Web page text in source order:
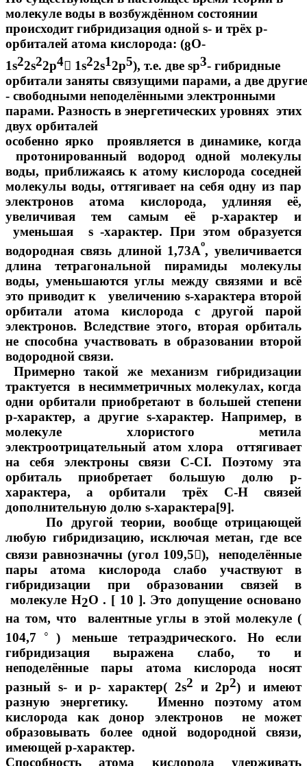
молекуле воды в возбуждённом состоянии
происходит гибридизация одной s- и трёх p-
орбиталей атома кислорода: (8О-
1s22s22р4 1s22s12р5), т.е. две sp3- гибридные
орбитали заняты связущими парами, а две другие
- свободными неподелёнными электронными
парами. Разность в энергетических уровнях этих
двух орбиталей
особенно ярко проявляется в динамике, когда
протонированный водород одной молекулы
воды, приближаясь к атому кислорода соседней
молекулы воды, оттягивает на себя одну из пар
электронов атома кислорода, удлиняя её,
увеличивая тем самым её р-характер и
уменьшая s -характер. При этом образуется
водородная связь длиной 1,73Аº, увеличивается
длина тетрагональной пирамиды молекулы
воды, уменьшаются углы между связями и всё
это приводит к увеличению s-характера второй
орбитали атома кислорода с другой парой
электронов. Вследствие этого, вторая орбиталь
не способна участвовать в образовании второй
водородной связи.
Примерно такой же механизм гибридизации
трактуется в несимметричных молекулах, когда
одни орбитали приобретают в большей степени
р-характер, а другие s-характер. Например, в
молекуле хлористого метила
электроотрицательный атом хлора оттягивает
на себя электроны связи С-СI. Поэтому эта
орбиталь приобретает большую долю р-
характера, а орбитали трёх С-Н связей
дополнительную долю s-характера[9].
По другой теории, вообще отрицающей
любую гибридизацию, исключая метан, где все
связи равнозначны (угол 109,5), неподелённые
пары атома кислорода слабо участвуют в
гибридизации при образовании связей в
молекуле Н2О . [ 10 ]. Это допущение основано
на том, что валентные углы в этой молекуле (
104,7 ◦) меньше тетраэдрического. Но если
гибридизация выражена слабо, то и
неподелённые пары атома кислорода носят
разный s- и р- характер( 2s2 и 2р2) и имеют
разную энергетику. Именно поэтому атом
кислорода как донор электронов не может
образовывать более одной водородной связи,
имеющей р-характер.
Способность атома кислорода удерживать